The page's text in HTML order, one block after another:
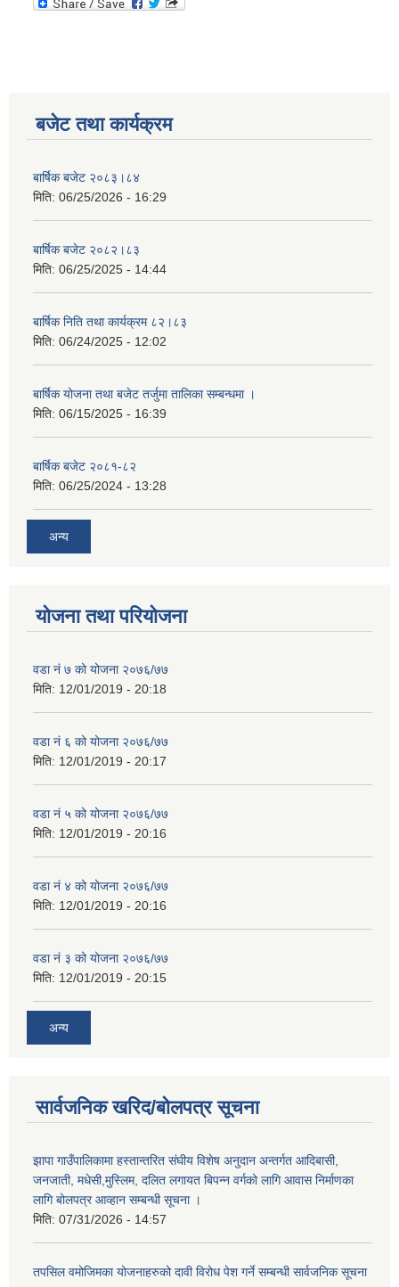
बजेट तथा कार्यक्रम
बार्षिक बजेट २०८३।८४
मिति: 06/25/2026 - 16:29
बार्षिक बजेट २०८२।८३
मिति: 06/25/2025 - 14:44
बार्षिक निति तथा कार्यक्रम ८२।८३
मिति: 06/24/2025 - 12:02
बार्षिक योजना तथा बजेट तर्जुमा तालिका सम्बन्धमा ।
मिति: 06/15/2025 - 16:39
बार्षिक बजेट २०८१-८२
मिति: 06/25/2024 - 13:28
अन्य
योजना तथा परियोजना
वडा नं ७ को योजना २०७६/७७
मिति: 12/01/2019 - 20:18
वडा नं ६ को योजना २०७६/७७
मिति: 12/01/2019 - 20:17
वडा नं ५ को योजना २०७६/७७
मिति: 12/01/2019 - 20:16
वडा नं ४ को योजना २०७६/७७
मिति: 12/01/2019 - 20:16
वडा नं ३ को योजना २०७६/७७
मिति: 12/01/2019 - 20:15
अन्य
सार्वजनिक खरिद/बोलपत्र सूचना
झापा गाउँपालिकामा हस्तान्तरित संघीय विशेष अनुदान अन्तर्गत आदिबासी,
जनजाती, मधेसी,मुस्लिम, दलित लगायत बिपन्न वर्गको लागि आवास निर्माणका
लागि बोलपत्र आव्हान सम्बन्धी सूचना ।
मिति: 07/31/2026 - 14:57
तपसिल वमोजिमका योजनाहरुको दावी विरोध पेश गर्ने सम्बन्धी सार्वजनिक सूचना